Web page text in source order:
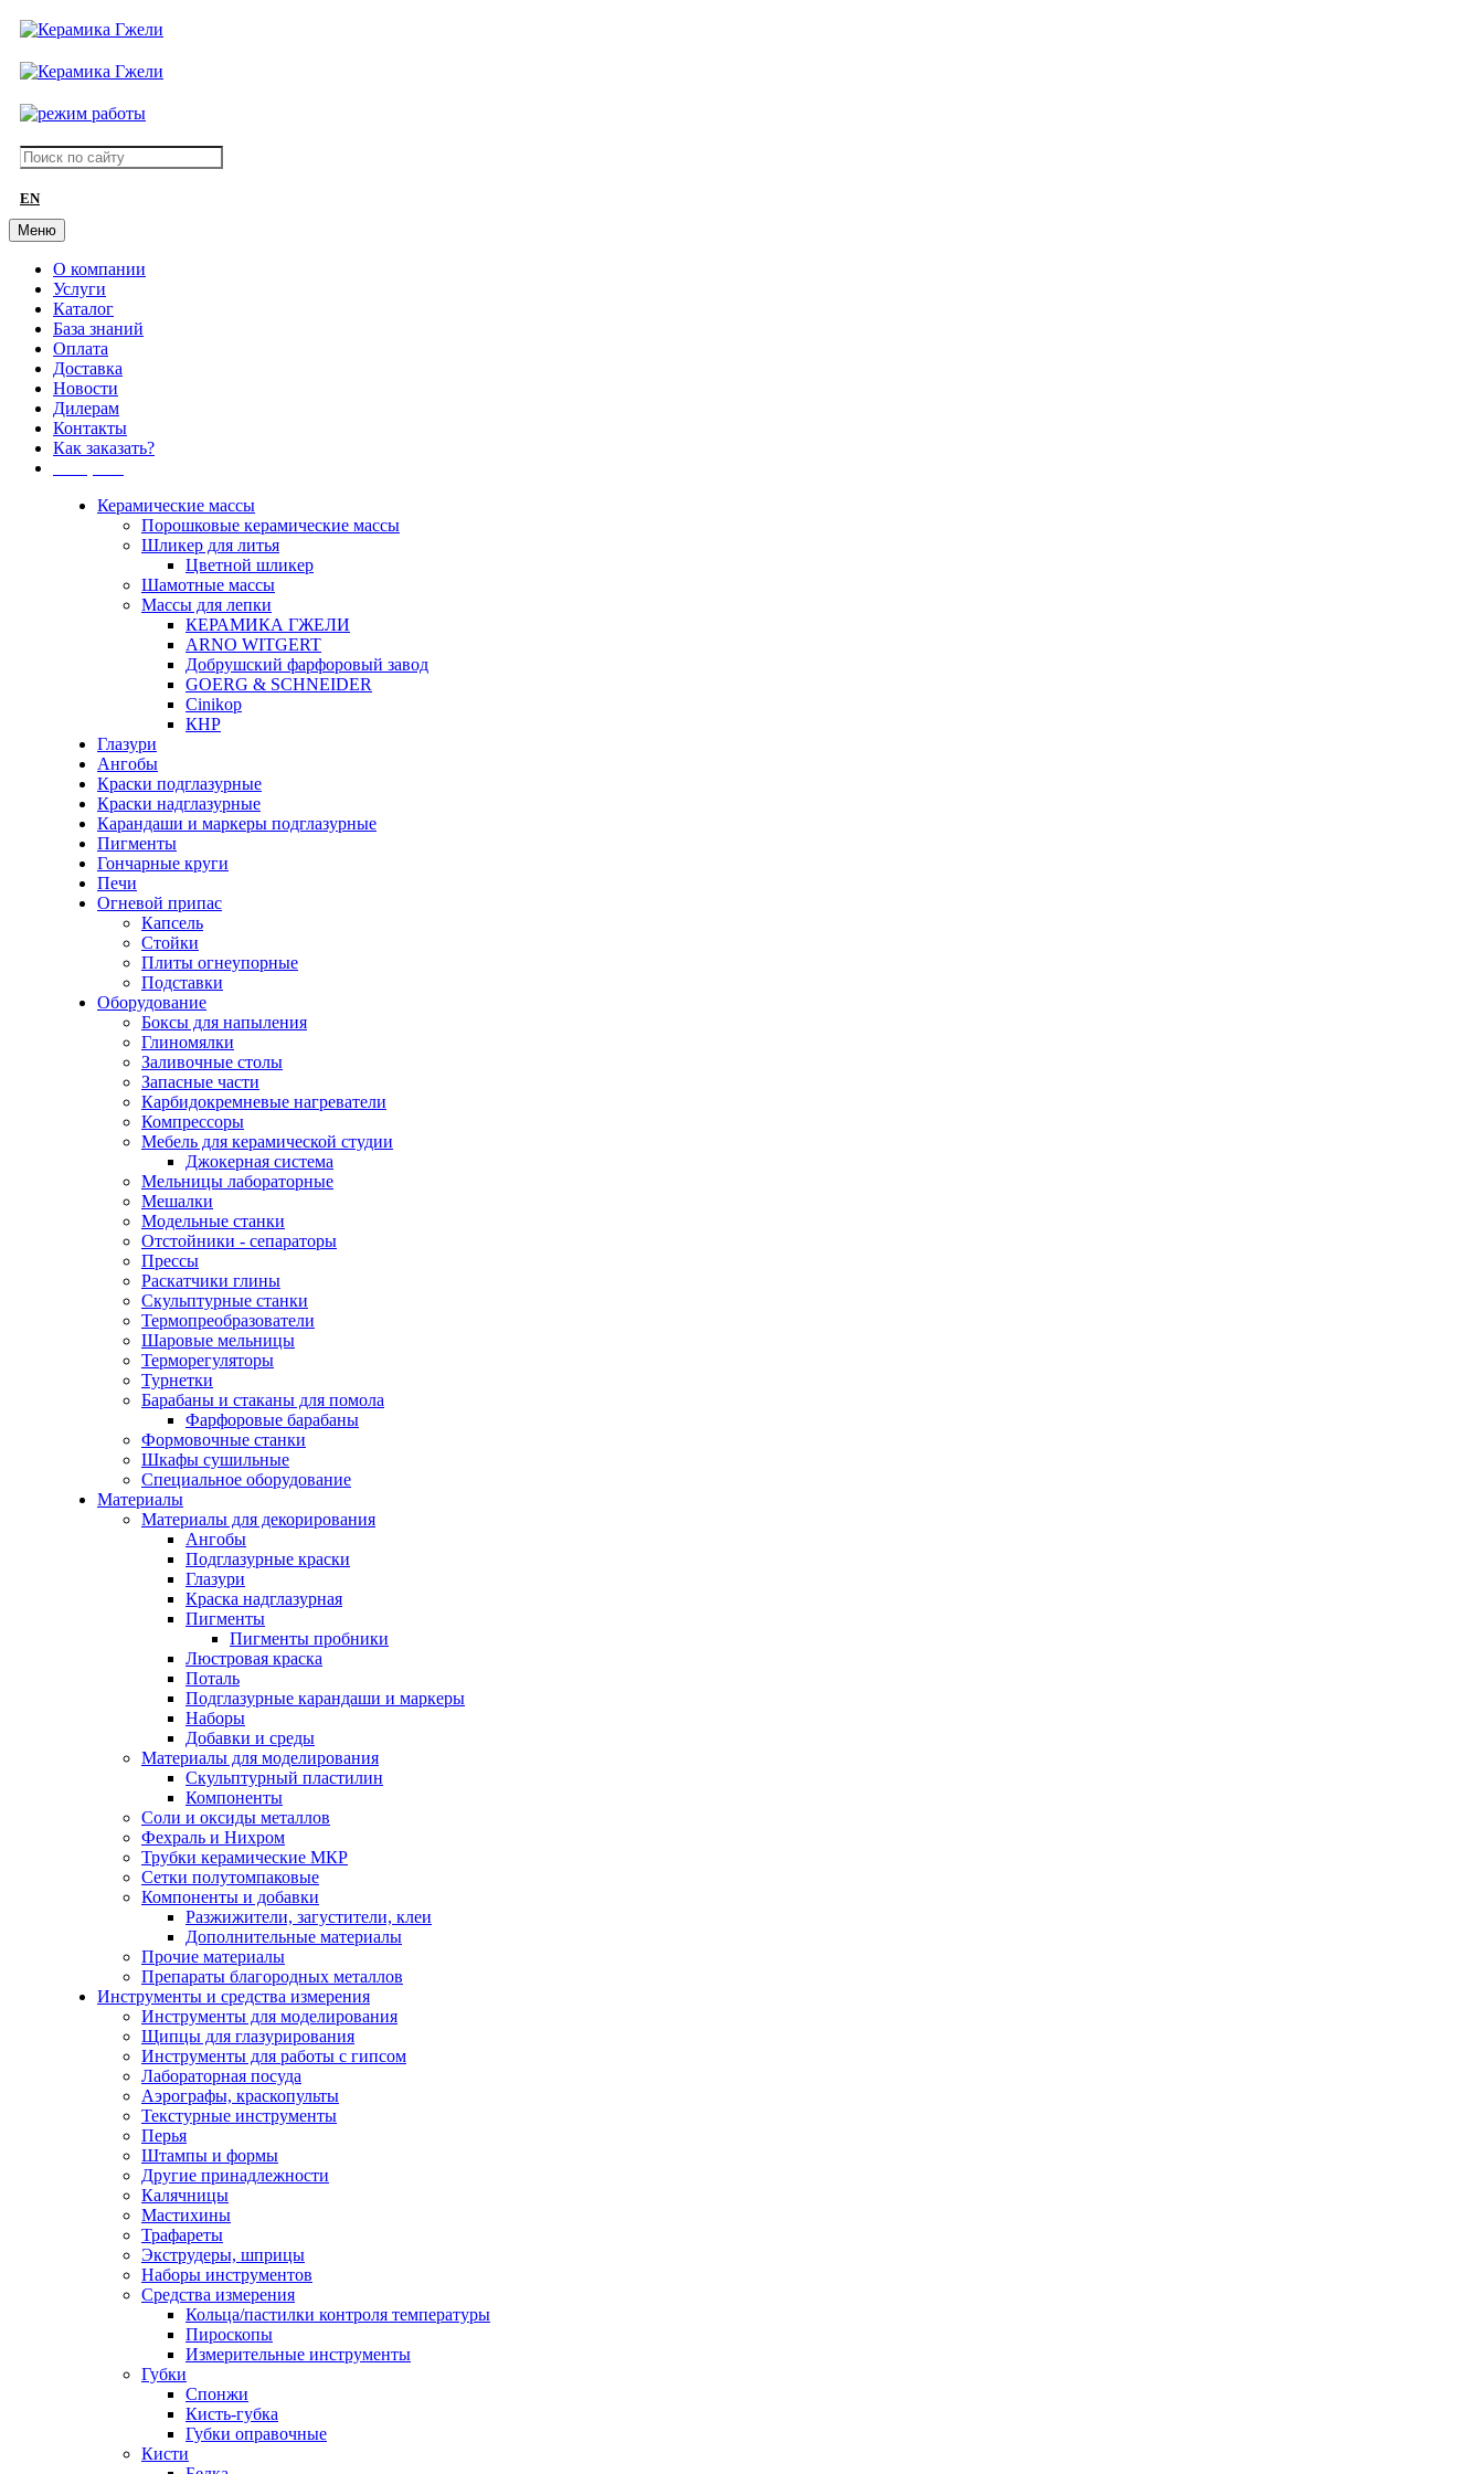
EN
Меню
О компании
Услуги
Каталог
База знаний
Оплата
Доставка
Новости
Дилерам
Контакты
Как заказать?
Керамические массы
Порошковые керамические массы
Шликер для литья
Цветной шликер
Шамотные массы
Массы для лепки
КЕРАМИКА ГЖЕЛИ
ARNO WITGERT
Добрушский фарфоровый завод
GOERG & SCHNEIDER
Cinikop
КНР
Глазури
Ангобы
Краски подглазурные
Краски надглазурные
Карандаши и маркеры подглазурные
Пигменты
Гончарные круги
Печи
Огневой припас
Капсель
Стойки
Плиты огнеупорные
Подставки
Оборудование
Боксы для напыления
Глиномялки
Заливочные столы
Запасные части
Карбидокремневые нагреватели
Компрессоры
Мебель для керамической студии
Джокерная система
Мельницы лабораторные
Мешалки
Модельные станки
Отстойники - сепараторы
Прессы
Раскатчики глины
Скульптурные станки
Термопреобразователи
Шаровые мельницы
Терморегуляторы
Турнетки
Барабаны и стаканы для помола
Фарфоровые барабаны
Формовочные станки
Шкафы сушильные
Специальное оборудование
Материалы
Материалы для декорирования
Ангобы
Подглазурные краски
Глазури
Краска надглазурная
Пигменты
Пигменты пробники
Люстровая краска
Поталь
Подглазурные карандаши и маркеры
Наборы
Добавки и среды
Материалы для моделирования
Скульптурный пластилин
Компоненты
Соли и оксиды металлов
Фехраль и Нихром
Трубки керамические МКР
Сетки полутомпаковые
Компоненты и добавки
Разжижители, загустители, клеи
Дополнительные материалы
Прочие материалы
Препараты благородных металлов
Инструменты и средства измерения
Инструменты для моделирования
Щипцы для глазурирования
Инструменты для работы с гипсом
Лабораторная посуда
Аэрографы, краскопульты
Текстурные инструменты
Перья
Штампы и формы
Другие принадлежности
Калячницы
Мастихины
Трафареты
Экструдеры, шприцы
Наборы инструментов
Средства измерения
Кольца/пастилки контроля температуры
Пироскопы
Измерительные инструменты
Губки
Спонжи
Кисть-губка
Губки оправочные
Кисти